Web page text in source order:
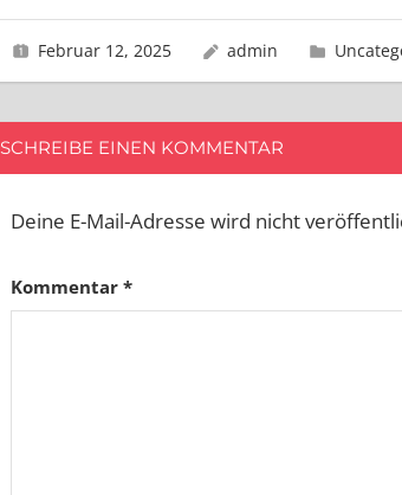
Februar 12, 2025 admin
SCHREIBE EINEN KOMMENTAR
Deine E-Mail-Adresse wird nicht
Kommentar*